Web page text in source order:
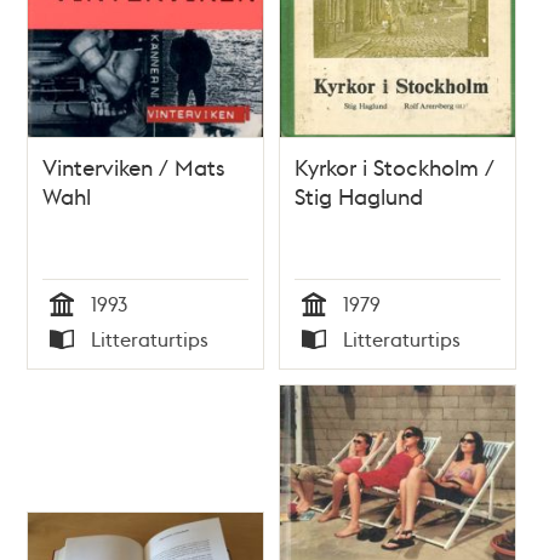
Vinterviken / Mats
Wahl
Tid
1993
Typ
Litteraturtips
Kyrkor i Stockholm /
Stig Haglund
Tid
1979
Typ
Litteraturtips